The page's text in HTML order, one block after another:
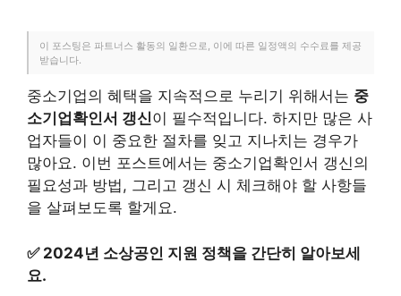
이 포스팅은 파트너스 활동의 일환으로, 이에 따른 일정액의 수수료를 제공
받습니다.
중소기업의 혜택을 지속적으로 누리기 위해서는 중
소기업확인서 갱신이 필수적입니다. 하지만 많은 사
업자들이 이 중요한 절차를 잊고 지나치는 경우가
많아요. 이번 포스트에서는 중소기업확인서 갱신의
필요성과 방법, 그리고 갱신 시 체크해야 할 사항들
을 살펴보도록 할게요.
✅ 2024년 소상공인 지원 정책을 간단히 알아보세
요.